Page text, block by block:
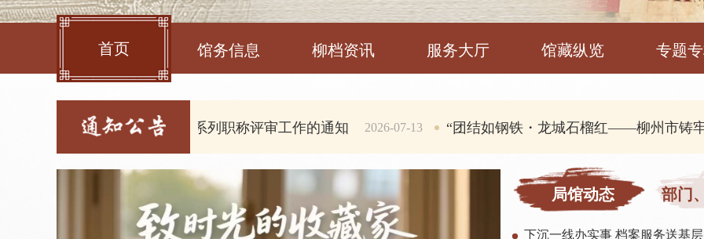
首页 馆务信息 柳档资讯 服务大厅 馆藏纵览 专题
2026年度柳州市档案系列职称评审工作的通知 2026-07-13 “团结如钢铁・龙城石榴红——柳州市铸牢中华民
局馆动态 部门
下沉一线办实事 档案服务送基层